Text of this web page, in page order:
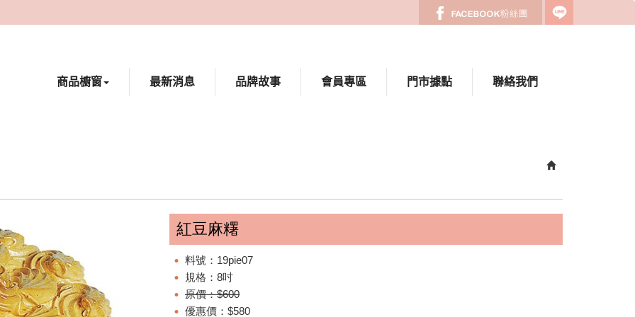
商品櫥窗 最新消息 品牌故事 會員專區 門市據點 聯絡我們
紅豆麻糬
料號：19pie07
規格：8吋
原價：$600
優惠價：$580